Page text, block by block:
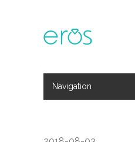
Navigation